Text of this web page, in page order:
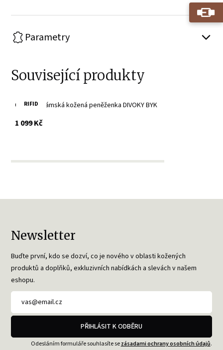
Parametry
Související produkty
RIFID
Červená dámská kožená peněženka DIVOKY BYK
1 099 Kčs DPH
Newsletter
Buďte první, kdo se dozví, co je nového v oblasti kožených
produktů a doplňků, exkluzivních nabídkách a slevách v našem
eshopu.
PŘIHLÁSIT K ODBĚRU
Odesláním formuláře souhlasíte sezásadami ochrany osobních údajů.